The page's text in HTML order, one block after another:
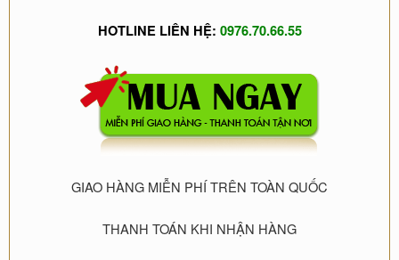
HOTLINE LIÊN HỆ: 0976.70.66.55
GIAO HÀNG MIỄN PHÍ TRÊN TOÀN QUỐC
THANH TOÁN KHI NHẬN HÀNG